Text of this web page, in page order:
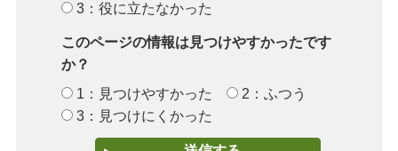
3：役に立たなかった
このページの情報は見つけやすかったです
か？
1：見つけやすかった
2：ふつう
3：見つけにくかった